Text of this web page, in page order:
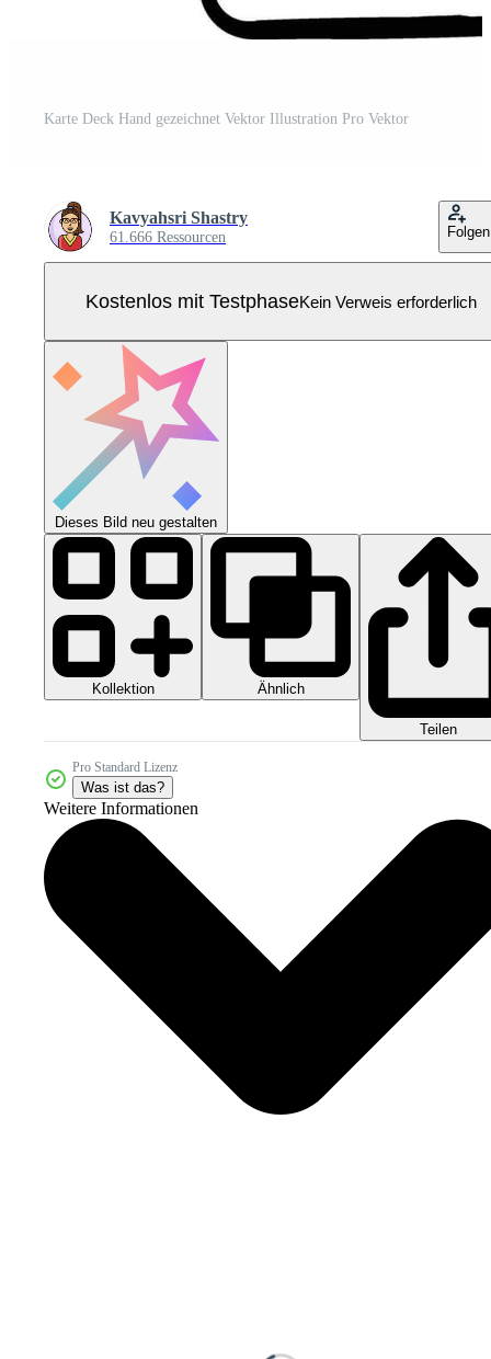
Karte Deck Hand gezeichnet Vektor Illustration Pro Vektor
Kavyahsri Shastry
61.666 Ressourcen Folgen
Kostenlos mit TestphaseKein Verweis erforderlich
Dieses Bild neu gestalten
Kollektion Ähnlich
Teilen
Pro Standard Lizenz
Was ist das?
Weitere Informationen